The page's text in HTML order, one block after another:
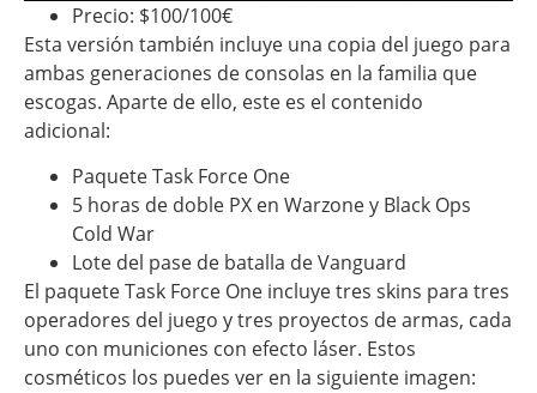
Precio: $100/100€
Esta versión también incluye una copia del juego para
ambas generaciones de consolas en la familia que
escogas. Aparte de ello, este es el contenido
adicional:
Paquete Task Force One
5 horas de doble PX en Warzone y Black Ops
Cold War
Lote del pase de batalla de Vanguard
El paquete Task Force One incluye tres skins para tres
operadores del juego y tres proyectos de armas, cada
uno con municiones con efecto láser. Estos
cosméticos los puedes ver en la siguiente imagen: